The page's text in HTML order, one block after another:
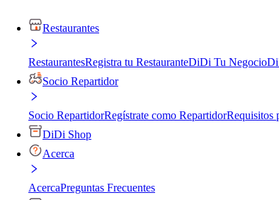
Restaurantes
RestaurantesRegistra tu RestauranteDiDi Tu Negocio
Socio Repartidor
Socio RepartidorRegístrate como RepartidorRequisitos
DiDi Shop
Acerca
AcercaPreguntas Frecuentes